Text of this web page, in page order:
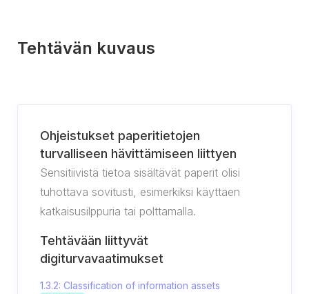
Tehtävän kuvaus
Ohjeistukset paperitietojen
turvalliseen hävittämiseen liittyen
Sensitiivistä tietoa sisältävät paperit olisi
tuhottava sovitusti, esimerkiksi käyttäen
katkaisusilppuria tai polttamalla.
Tehtävään liittyvät
digiturvavaatimukset
1.3.2: Classification of information assets